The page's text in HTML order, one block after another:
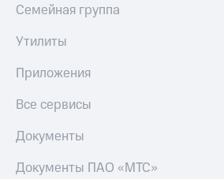
Семейная группа
Утилиты
Приложения
Все сервисы
Документы
Документы ПАО «МТС»